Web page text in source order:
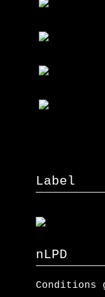
Label
nLPD
Conditions